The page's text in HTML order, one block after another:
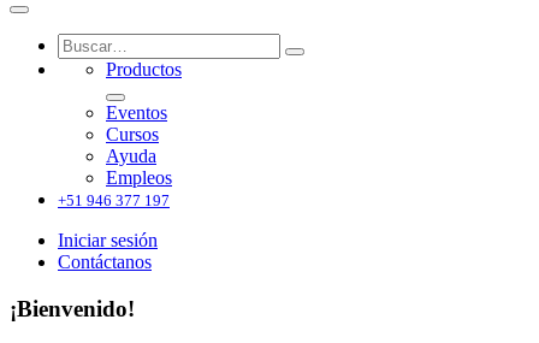
Productos
Eventos
Cursos
Ayuda
Empleos
+51 946 377 197
Iniciar sesión
Contáctanos
¡Bienvenido!